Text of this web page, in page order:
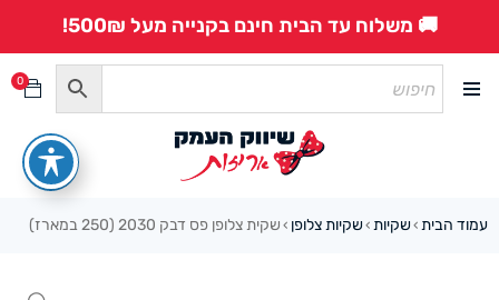
🚚 משלוח עד הבית חינם בקנייה מעל 500₪!
0
עמוד הבית ›שקיות ›שקיות צלופן › שקית צלופן פס דבק 2030 (250 במארז)